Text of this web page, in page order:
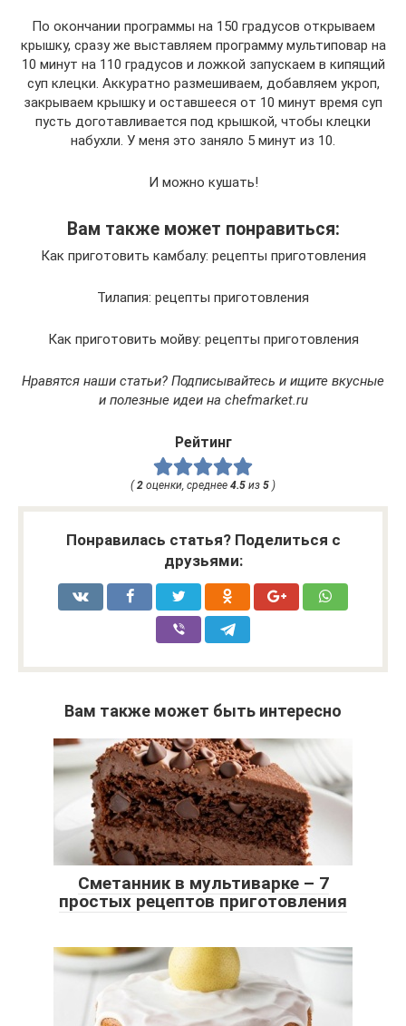
По окончании программы на 150 градусов открываем
крышку, сразу же выставляем программу мультиповар на
10 минут на 110 градусов и ложкой запускаем в кипящий
суп клецки. Аккуратно размешиваем, добавляем укроп,
закрываем крышку и оставшееся от 10 минут время суп
пусть доготавливается под крышкой, чтобы клецки
набухли. У меня это заняло 5 минут из 10.
И можно кушать!
Вам также может понравиться:
Как приготовить камбалу: рецепты приготовления
Тилапия: рецепты приготовления
Как приготовить мойву: рецепты приготовления
Нравятся наши статьи? Подписывайтесь и ищите вкусные
и полезные идеи на chefmarket.ru
Рейтинг
( 2 оценки, среднее 4.5 из 5 )
Понравилась статья? Поделиться с
друзьями:
Вам также может быть интересно
Сметанник в мультиварке – 7
простых рецептов приготовления